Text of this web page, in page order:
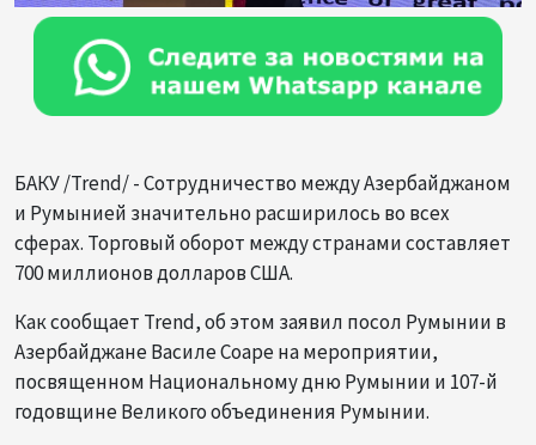
БАКУ /Trend/ - Сотрудничество между Азербайджаном
и Румынией значительно расширилось во всех
сферах. Торговый оборот между странами составляет
700 миллионов долларов США.
Как сообщает Trend, об этом заявил посол Румынии в
Азербайджане Василе Соаре на мероприятии,
посвященном Национальному дню Румынии и 107-й
годовщине Великого объединения Румынии.